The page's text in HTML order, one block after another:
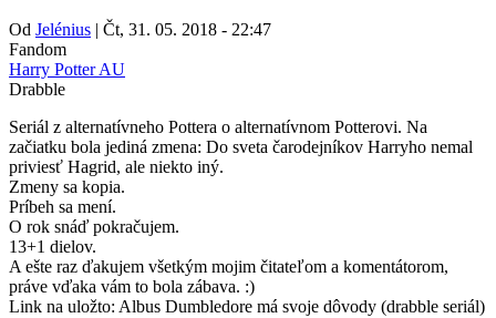
Od Jelénius | Čt, 31. 05. 2018 - 22:47
Fandom
Harry Potter AU
Drabble
Seriál z alternatívneho Pottera o alternatívnom Potterovi. Na
začiatku bola jediná zmena: Do sveta čarodejníkov Harryho nemal
priviesť Hagrid, ale niekto iný.
Zmeny sa kopia.
Príbeh sa mení.
O rok snáď pokračujem.
13+1 dielov.
A ešte raz ďakujem všetkým mojim čitateľom a komentátorom,
práve vďaka vám to bola zábava. :)
Link na uložto: Albus Dumbledore má svoje dôvody (drabble seriál)